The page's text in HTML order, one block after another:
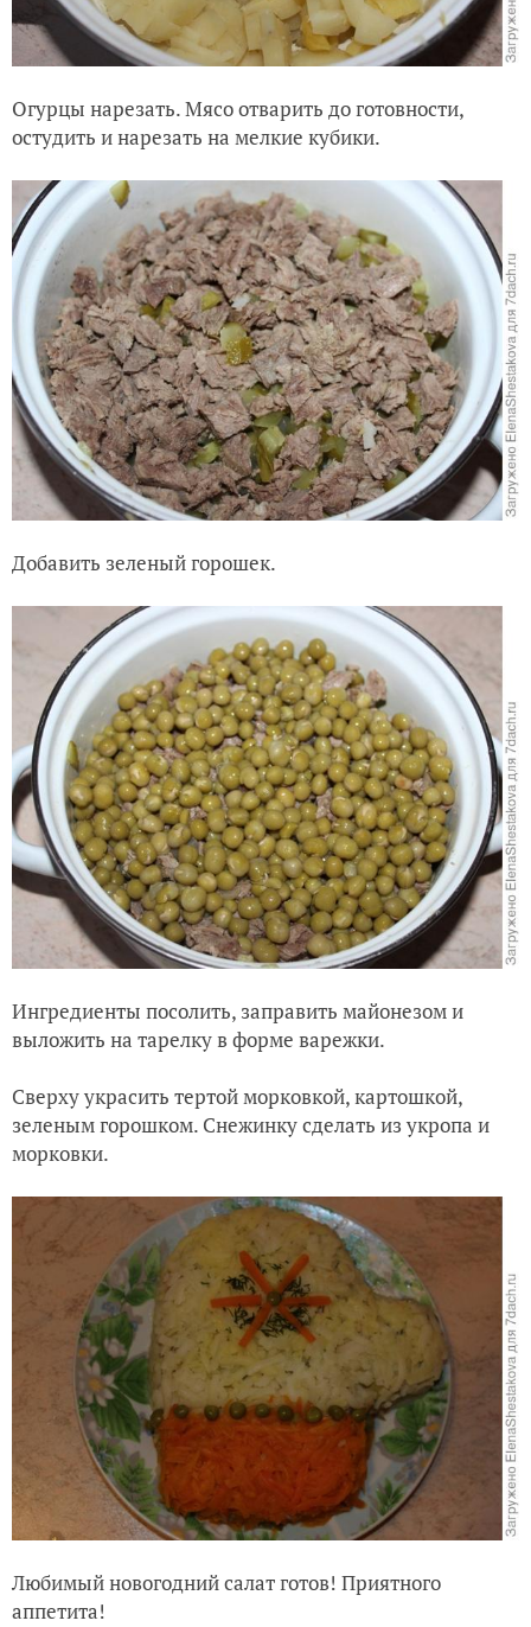
Огурцы нарезать. Мясо отварить до готовности,
остудить и нарезать на мелкие кубики.
Добавить зеленый горошек.
Ингредиенты посолить, заправить майонезом и
выложить на тарелку в форме варежки.
Сверху украсить тертой морковкой, картошкой,
зеленым горошком. Снежинку сделать из укропа и
морковки.
Любимый новогодний салат готов! Приятного
аппетита!